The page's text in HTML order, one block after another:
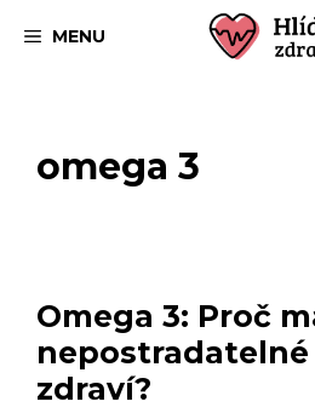
MENU
omega 3
Omega 3: Proč
zdraví?